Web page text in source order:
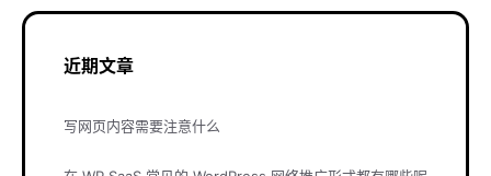
近期文章
写网页内容需要注意什么